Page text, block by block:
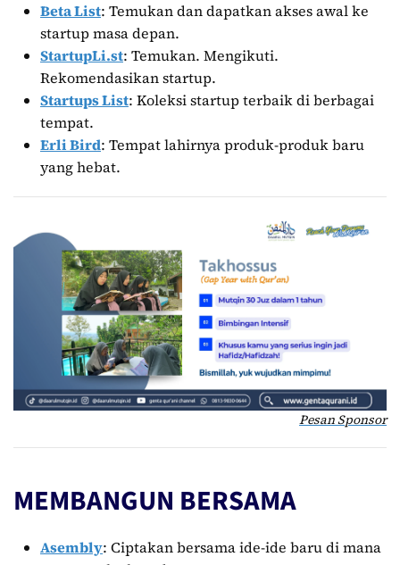
Beta List: Temukan dan dapatkan akses awal ke
startup masa depan.
StartupLi.st: Temukan. Mengikuti.
Rekomendasikan startup.
Startups List: Koleksi startup terbaik di berbagai
tempat.
Erli Bird: Tempat lahirnya produk-produk baru
yang hebat.
Pesan Sponsor
MEMBANGUN BERSAMA
Asembly: Ciptakan bersama ide-ide baru di mana